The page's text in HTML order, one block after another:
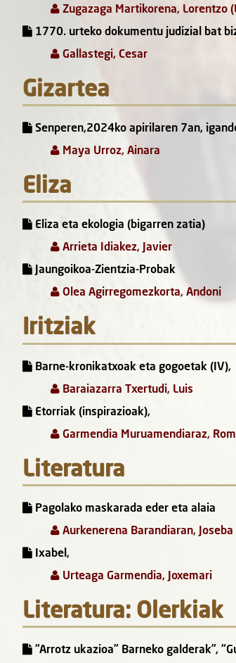
Zugazaga Martikorena, Lorentzo
1770. urteko dokumentu judizial bat
Gallastegi, Cesar
Gizartea
Senperen,2024ko apirilaren 7an,
Maya Urroz, Ainara
Eliza
Eliza eta ekologia (bigarren zatia)
Arrieta Idiakez, Javier
Jaungoikoa-Zientzia-Probak
Olea Agirregomezkorta, Andoni
Iritziak
Barne-kronikatxoak eta gogoetak (IV),
Baraiazarra Txertudi, Luis
Etorriak (inspirazioak),
Garmendia Muruamendiaraz,
Literatura
Pagolako maskarada eder eta alaia
Aurkenerena Barandiaran, Joseba
Ixabel,
Urteaga Garmendia, Joxemari
Literatura: Olerkiak
“Arrotz ukazioa” Barneko galderak”,